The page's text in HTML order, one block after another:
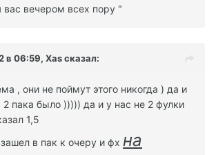
вечером всех пору "
в 06:59, Xas сказал:
, они не поймут этого никогда ) да и
2 пака было ))))) да и у нас не 2 фулки
1,5
в пак к очеру и фх на